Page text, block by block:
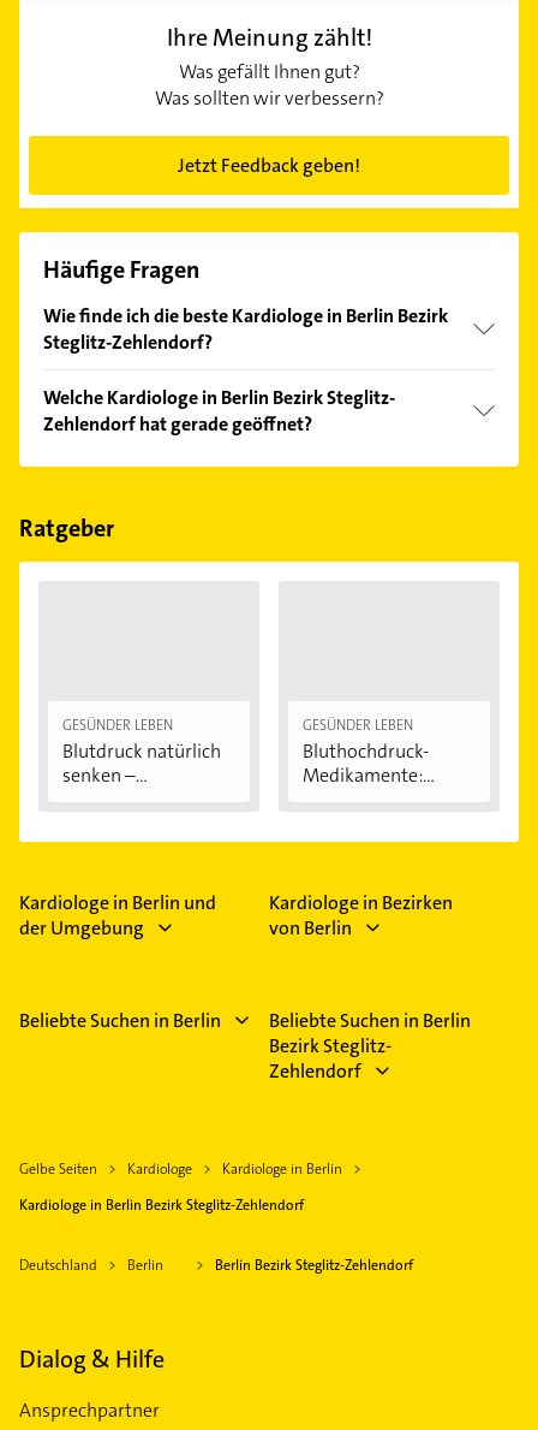
Ihre Meinung zählt!
Was gefällt Ihnen gut?
Was sollten wir verbessern?
Jetzt Feedback geben!
Häufige Fragen
Wie finde ich die beste Kardiologe in Berlin Bezirk
Steglitz-Zehlendorf?
Kundenmeinungen und profitieren Sie von den
Empfehlungen. Die Suchergebnisse können Sie sich
einfach nachBewertungensortiert anzeigen lassen.
Welche Kardiologe in Berlin Bezirk Steglitz-
Zehlendorf hat gerade geöffnet?
Im Anbieter-Bereich finden Sie alleÖffnungszeiten.
Feiertagen abweichen können.
Ratgeber
GESÜNDER LEBEN
Blutdruck natürlich
senken –...
GESÜNDER LEBEN
Bluthochdruck-
Medikamente:
Kardiologe in Berlin und
der Umgebung
Kardiologe in Bezirken
von Berlin
Beliebte Suchen in Berlin
Beliebte Suchen in Berlin
Bezirk Steglitz-
Zehlendorf
Gelbe Seiten Kardiologe
Kardiologe in Berlin
Kardiologe in Berlin Bezirk Steglitz-Zehlendorf
Deutschland Berlin Berlin Bezirk Steglitz-Zehlendorf
Dialog & Hilfe
Ansprechpartner